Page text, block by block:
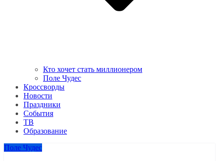
Кто хочет стать миллионером
Поле Чудес
Кроссворды
Новости
Праздники
События
ТВ
Образование
Поле Чудес